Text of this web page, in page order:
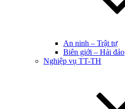
An ninh – Trật tự
Biên giới – Hải đảo
Nghiệp vụ TT-TH